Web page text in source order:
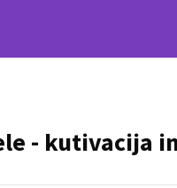
- kutivacija